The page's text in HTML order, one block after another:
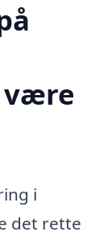
være
i
det rette